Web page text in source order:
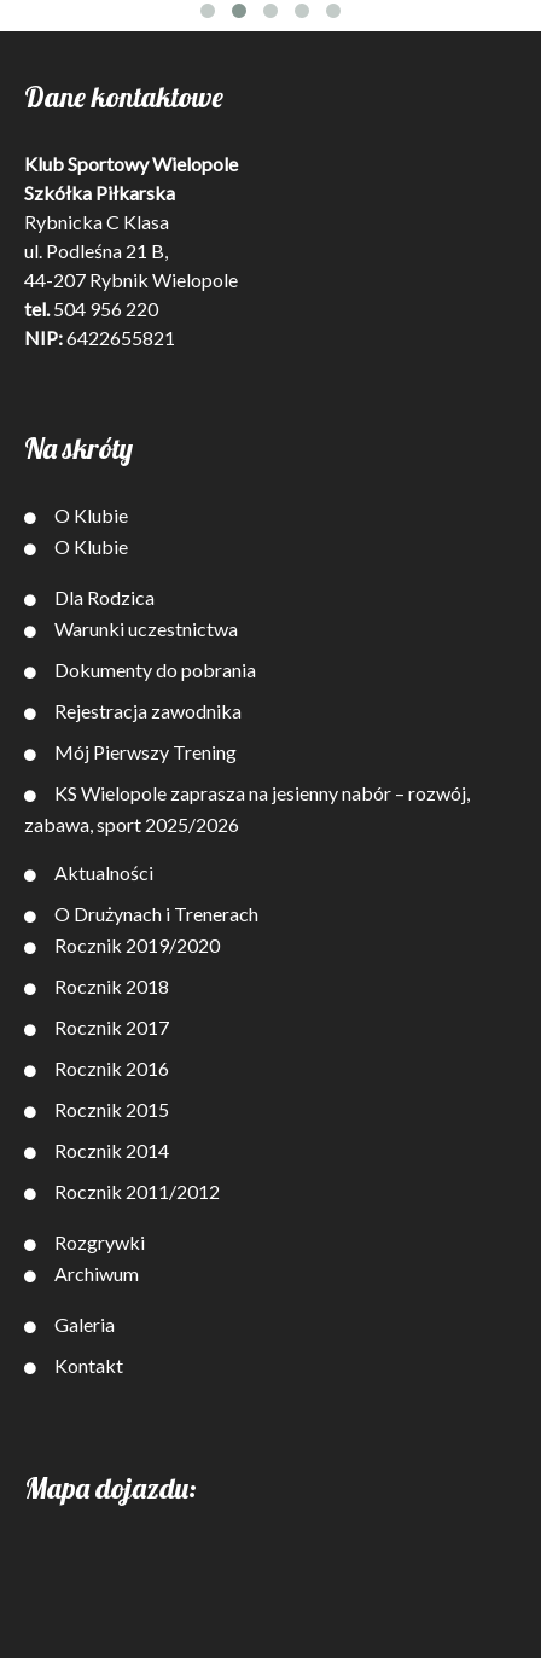
Dane kontaktowe
Klub Sportowy Wielopole
Szkółka Piłkarska
Rybnicka C Klasa
ul. Podleśna 21 B,
44-207 Rybnik Wielopole
tel. 504 956 220
NIP:6422655821
Na skróty
O Klubie
O Klubie
Dla Rodzica
Warunki uczestnictwa
Dokumenty do pobrania
Rejestracja zawodnika
Mój Pierwszy Trening
KS Wielopole zaprasza na jesienny nabór – rozwój,
zabawa, sport 2025/2026
Aktualności
O Drużynach i Trenerach
Rocznik 2019/2020
Rocznik 2018
Rocznik 2017
Rocznik 2016
Rocznik 2015
Rocznik 2014
Rocznik 2011/2012
Rozgrywki
Archiwum
Galeria
Kontakt
Mapa dojazdu: